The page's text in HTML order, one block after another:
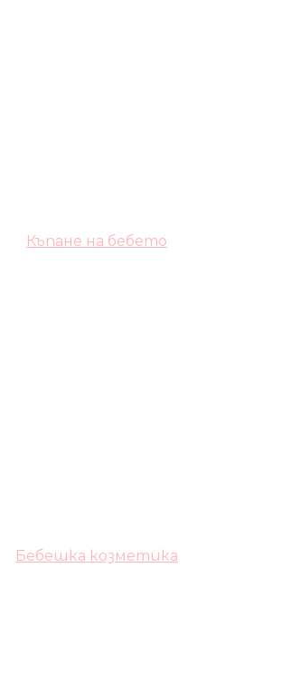
Къпане на бебето
Бебешка козметика